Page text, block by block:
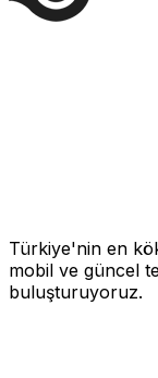
Türkiye'nin en
mobil ve güncel
buluşturuyoruz.